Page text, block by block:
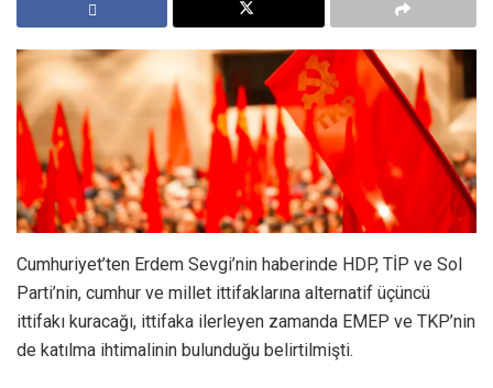
Cumhuriyet’ten Erdem Sevgi’nin haberinde HDP, TİP ve Sol
Parti’nin, cumhur ve millet ittifaklarına alternatif üçüncü
ittifakı kuracağı, ittifaka ilerleyen zamanda EMEP ve TKP’nin
de katılma ihtimalinin bulunduğu belirtilmişti.